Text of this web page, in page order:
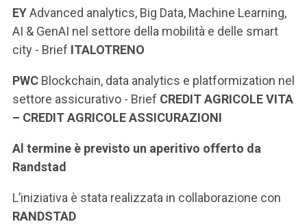
EYAdvanced analytics, Big Data, Machine Learning,
AI & GenAI nel settore della mobilità e delle smart
city - Brief ITALOTRENO
PWC Blockchain, data analytics e platformization nel
settore assicurativo - Brief CREDIT AGRICOLE VITA
– CREDIT AGRICOLE ASSICURAZIONI
Al termine è previsto un aperitivo offerto da
Randstad
L’iniziativa è stata realizzata in collaborazione con
RANDSTAD